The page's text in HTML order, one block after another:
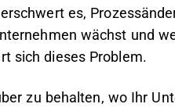
es,
wächst und
sich dieses Problem.
zu behalten, wo Ihr